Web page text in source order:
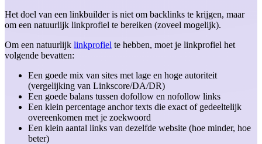
Het doel van een linkbuilder is niet om backlinks te krijgen, maar
om een natuurlijk linkprofiel te bereiken (zoveel mogelijk).
Om een natuurlijk linkprofiel te hebben, moet je linkprofiel het
volgende bevatten:
Een goede mix van sites met lage en hoge autoriteit
(vergelijking van Linkscore/DA/DR)
Een goede balans tussen dofollow en nofollow links
Een klein percentage anchor texts die exact of gedeeltelijk
overeenkomen met je zoekwoord
Een klein aantal links van dezelfde website (hoe minder, hoe
beter)